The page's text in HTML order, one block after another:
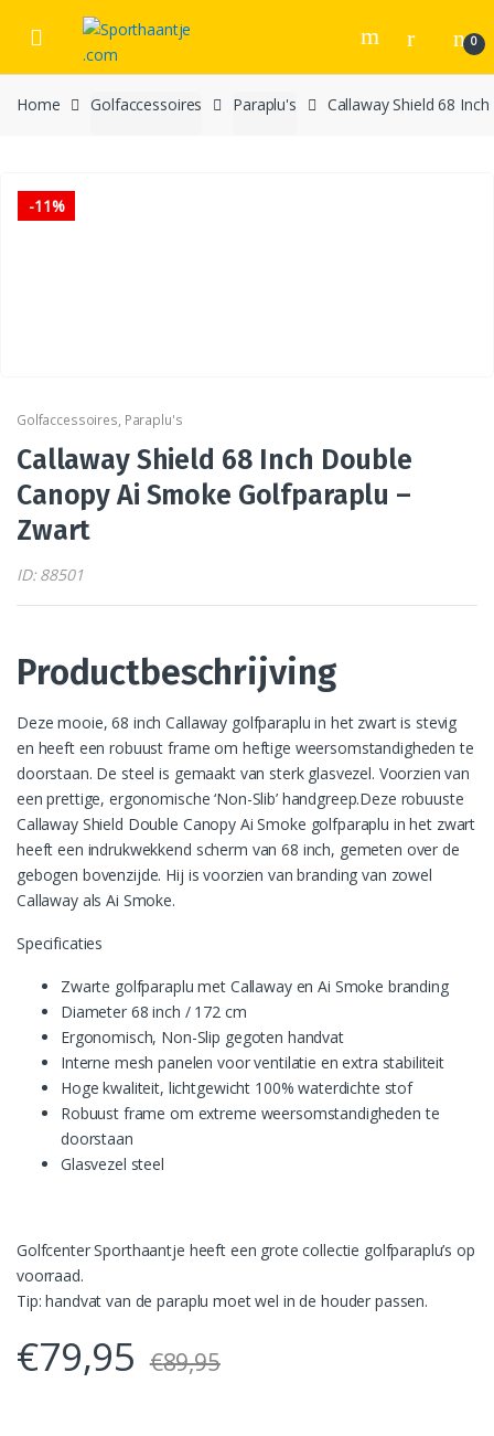
0
Home Golfaccessoires Paraplu's Callaway Shield 68
-11%
Golfaccessoires, Paraplu's
Callaway Shield 68 Inch Double
Canopy Ai Smoke Golfparaplu –
Zwart
ID: 88501
Productbeschrijving
Deze mooie, 68 inch Callaway golfparaplu in het zwart is stevig
en heeft een robuust frame om heftige weersomstandigheden te
doorstaan. De steel is gemaakt van sterk glasvezel. Voorzien van
een prettige, ergonomische ‘Non-Slib’ handgreep.Deze robuuste
Callaway Shield Double Canopy Ai Smoke golfparaplu in het zwart
heeft een indrukwekkend scherm van 68 inch, gemeten over de
gebogen bovenzijde. Hij is voorzien van branding van zowel
Callaway als Ai Smoke.
Specificaties
Zwarte golfparaplu met Callaway en Ai Smoke branding
Diameter 68 inch / 172 cm
Ergonomisch, Non-Slip gegoten handvat
Interne mesh panelen voor ventilatie en extra stabiliteit
Hoge kwaliteit, lichtgewicht 100% waterdichte stof
Robuust frame om extreme weersomstandigheden te
doorstaan
Glasvezel steel
Golfcenter Sporthaantje heeft een grote collectie golfparaplu’s op
voorraad.
Tip: handvat van de paraplu moet wel in de houder passen.
€79,95 €89,95